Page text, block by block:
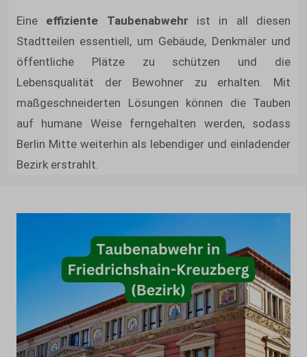
Eine effiziente Taubenabwehr ist in all diesen
Stadtteilen essentiell, um Gebäude, Denkmäler und
öffentliche Plätze zu schützen und die
Lebensqualität der Bewohner zu erhalten. Mit
maßgeschneiderten Lösungen können die Tauben
auf humane Weise ferngehalten werden, sodass
Berlin Mitte weiterhin als lebendiger und einladender
Bezirk erstrahlt.